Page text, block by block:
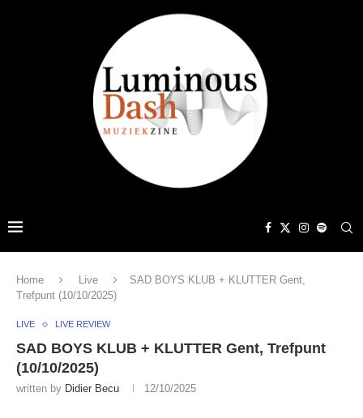
Home Live
SAD BOYS KLUB + KLUTTER Gent,
Trefpunt (10/10/2025)
LIVE LIVE REVIEW
SAD BOYS KLUB + KLUTTER Gent, Trefpunt
(10/10/2025)
written by Didier Becu 12/10/2025